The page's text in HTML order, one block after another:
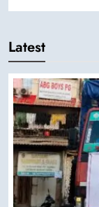
Latest